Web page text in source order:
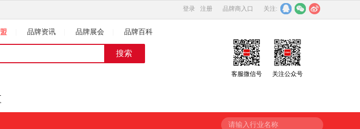
登录 注册 品牌商入口 关注:
品牌资讯 品牌展会 品牌百科
客服微信号 关注公众号
请输入行业名称